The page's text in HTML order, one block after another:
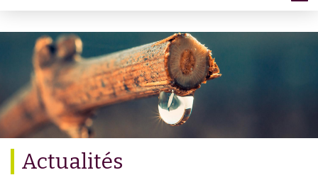
Actualités